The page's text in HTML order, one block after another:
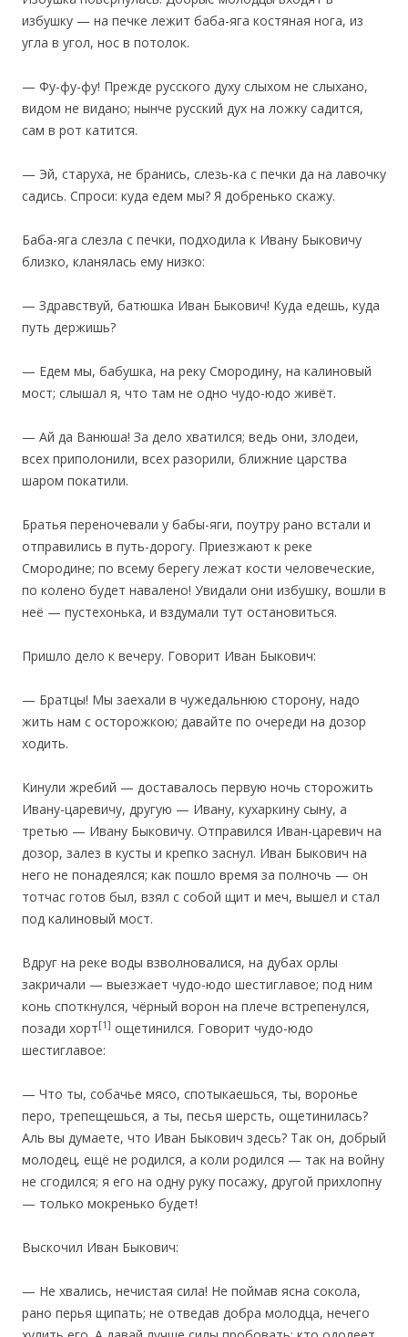
избушку — на печке лежит баба-яга костяная нога, из
угла в угол, нос в потолок.
— Фу-фу-фу! Прежде русского духу слыхом не слыхано,
видом не видано; нынче русский дух на ложку садится,
сам в рот катится.
— Эй, старуха, не бранись, слезь-ка с печки да на лавочку
садись. Спроси: куда едем мы? Я добренько скажу.
Баба-яга слезла с печки, подходила к Ивану Быковичу
близко, кланялась ему низко:
— Здравствуй, батюшка Иван Быкович! Куда едешь, куда
путь держишь?
— Едем мы, бабушка, на реку Смородину, на калиновый
мост; слышал я, что там не одно чудо-юдо живёт.
— Ай да Ванюша! За дело хватился; ведь они, злодеи,
всех приполонили, всех разорили, ближние царства
шаром покатили.
Братья переночевали у бабы-яги, поутру рано встали и
отправились в путь-дорогу. Приезжают к реке
Смородине; по всему берегу лежат кости человеческие,
по колено будет навалено! Увидали они избушку, вошли в
неё — пустехонька, и вздумали тут остановиться.
Пришло дело к вечеру. Говорит Иван Быкович:
— Братцы! Мы заехали в чужедальнюю сторону, надо
жить нам с осторожкою; давайте по очереди на дозор
ходить.
Кинули жребий — доставалось первую ночь сторожить
Ивану-царевичу, другую — Ивану, кухаркину сыну, а
третью — Ивану Быковичу. Отправился Иван-царевич на
дозор, залез в кусты и крепко заснул. Иван Быкович на
него не понадеялся; как пошло время за полночь — он
тотчас готов был, взял с собой щит и меч, вышел и стал
под калиновый мост.
Вдруг на реке воды взволновалися, на дубах орлы
закричали — выезжает чудо-юдо шестиглавое; под ним
конь споткнулся, чёрный ворон на плече встрепенулся,
позади хорт[1] ощетинился. Говорит чудо-юдо
шестиглавое:
— Что ты, собачье мясо, спотыкаешься, ты, воронье
перо, трепещешься, а ты, песья шерсть, ощетинилась?
Аль вы думаете, что Иван Быкович здесь? Так он, добрый
молодец, ещё не родился, а коли родился — так на войну
не сгодился; я его на одну руку посажу, другой прихлопну
— только мокренько будет!
Выскочил Иван Быкович:
— Не хвались, нечистая сила! Не поймав ясна сокола,
рано перья щипать; не отведав добра молодца, нечего